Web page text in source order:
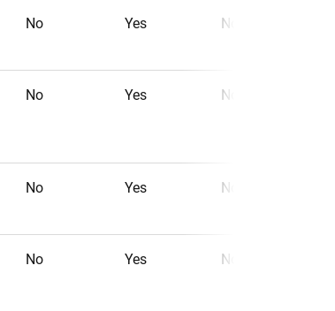
No Yes No
No Yes No
No Yes No
No Yes No